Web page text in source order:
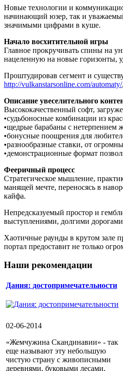
Новые технологии и
начинающий юзер, так и
значимыми цифрами в куше.
Начало восхитительной игры
Главное прокручивать спины на
нацеленную на новые горизонты,
Проштудировав сегмент и
http://vulkanstarsonline.com/automaty/
Описание увеселительного
Высококачественный софт,
•судьбоносные комбинации из
•щедрые барабаны с нетерпением
•бонусные поощрения для
•разнообразные ставки, от
•демонстрационные формат
Фееричный процесс
Стратегическое мышление,
манящей мечте, переносясь в
кайфа.
Непредсказуемый простор и
выступлениями, долгими
Хаотичные раунды в крутом зале
портал предоставит не только
Наши рекомендации
Дания: достопримечательности
02-06-2014
«Жемчужина Скандинавии» - так
еще называют эту небольшую
чистую страну с живописными
деревнями, буковыми лесами,